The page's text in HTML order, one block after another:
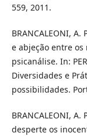
559, 2011.
BRANCALEONI, A.
e abjeção entre
psicanálise. In:
Diversidades e
possibilidades.
BRANCALEONI, A.
desperte os